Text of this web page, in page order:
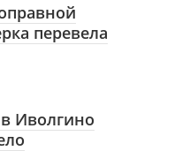
перевела
Иволгино